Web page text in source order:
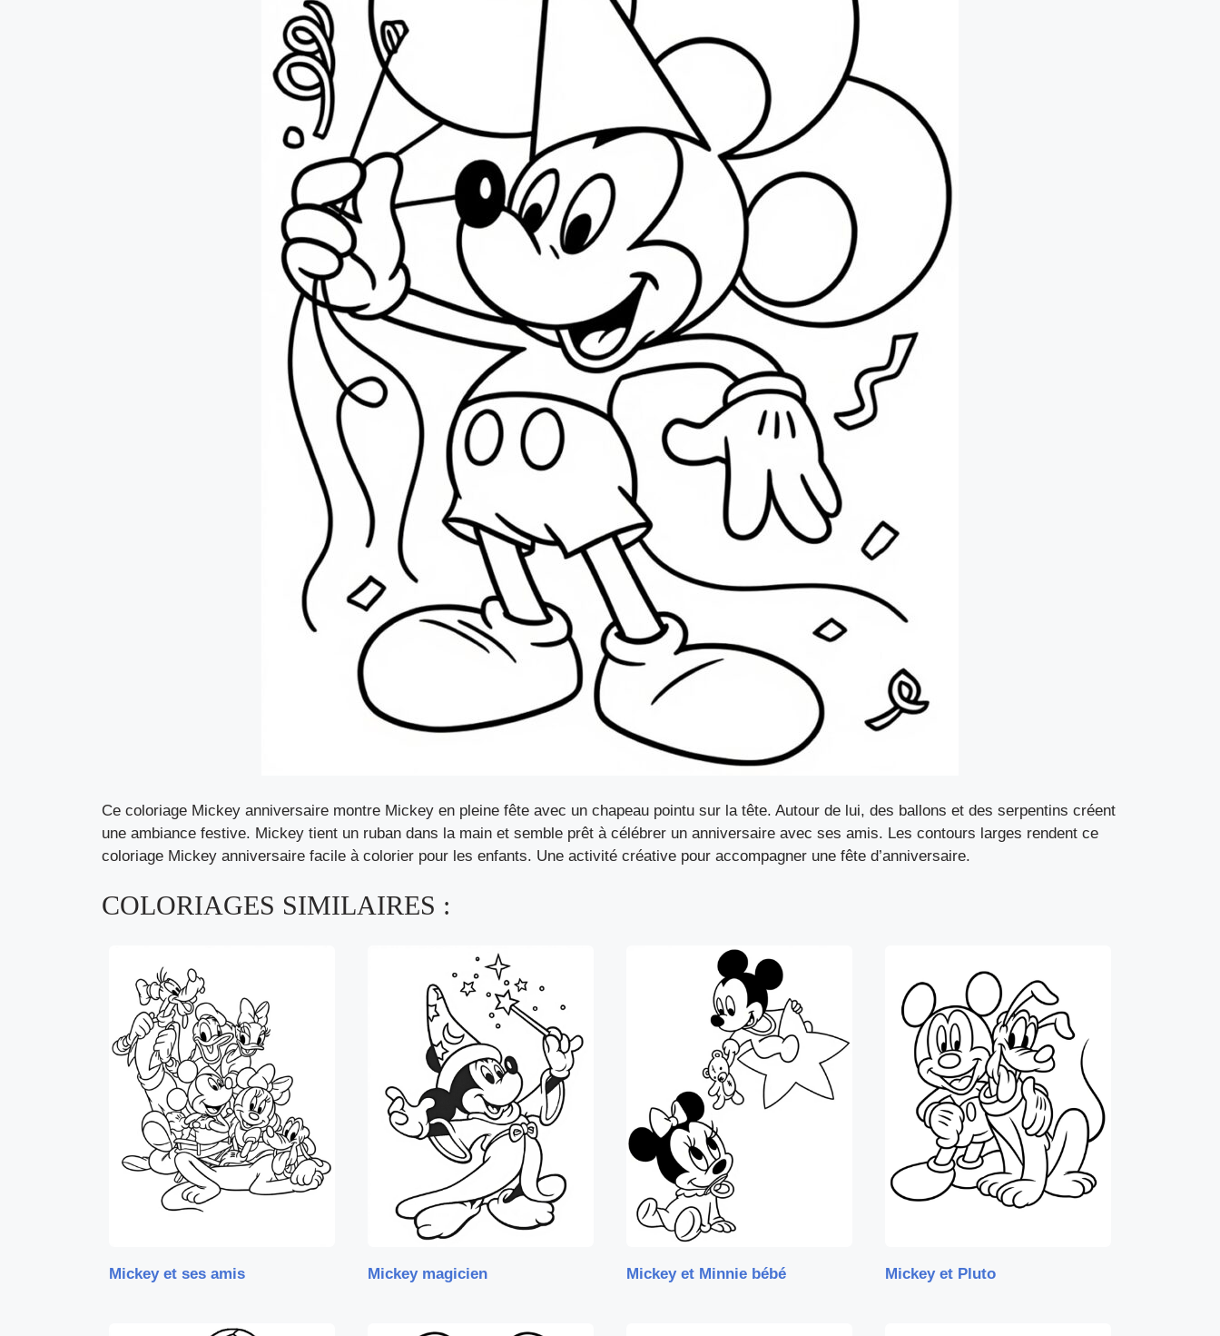
Ce coloriage Mickey anniversaire montre Mickey en pleine fête avec un chapeau pointu sur la tête. Autour de lui, des ballons et des serpentins créent
une ambiance festive. Mickey tient un ruban dans la main et semble prêt à célébrer un anniversaire avec ses amis. Les contours larges rendent ce
coloriage Mickey anniversaire facile à colorier pour les enfants. Une activité créative pour accompagner une fête d’anniversaire.
COLORIAGES SIMILAIRES :
Mickey et ses amis Mickey magicien Mickey et Minnie bébé Mickey et Pluto